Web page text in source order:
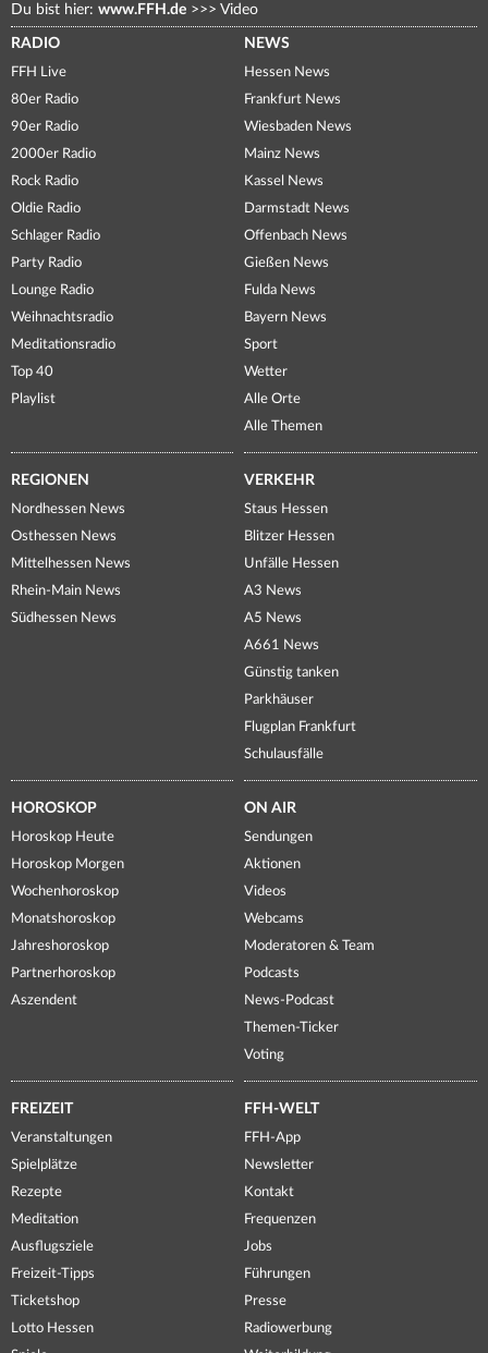
Du bist hier: www.FFH.de >>> Video
RADIO
FFH Live
80er Radio
90er Radio
2000er Radio
Rock Radio
Oldie Radio
Schlager Radio
Party Radio
Lounge Radio
Weihnachtsradio
Meditationsradio
Top 40
Playlist
NEWS
Hessen News
Frankfurt News
Wiesbaden News
Mainz News
Kassel News
Darmstadt News
Offenbach News
Gießen News
Fulda News
Bayern News
Sport
Wetter
Alle Orte
Alle Themen
REGIONEN
Nordhessen News
Osthessen News
Mittelhessen News
Rhein-Main News
Südhessen News
VERKEHR
Staus Hessen
Blitzer Hessen
Unfälle Hessen
A3 News
A5 News
A661 News
Günstig tanken
Parkhäuser
Flugplan Frankfurt
Schulausfälle
HOROSKOP
Horoskop Heute
Horoskop Morgen
Wochenhoroskop
Monatshoroskop
Jahreshoroskop
Partnerhoroskop
Aszendent
ON AIR
Sendungen
Aktionen
Videos
Webcams
Moderatoren & Team
Podcasts
News-Podcast
Themen-Ticker
Voting
FREIZEIT
Veranstaltungen
Spielplätze
Rezepte
Meditation
Ausflugsziele
Freizeit-Tipps
Ticketshop
Lotto Hessen
FFH-WELT
FFH-App
Newsletter
Kontakt
Frequenzen
Jobs
Führungen
Presse
Radiowerbung